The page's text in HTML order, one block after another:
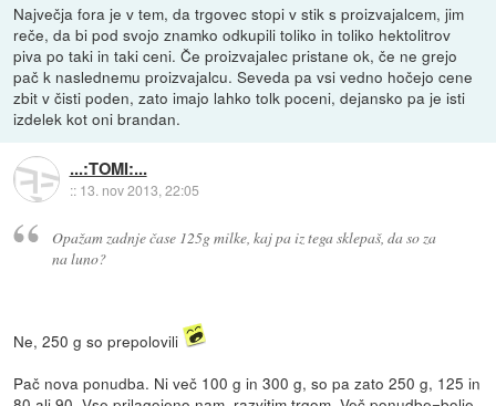
Največja fora je v tem, da trgovec stopi v stik s proizvajalcem, jim
reče, da bi pod svojo znamko odkupili toliko in toliko hektolitrov
piva po taki in taki ceni. Če proizvajalec pristane ok, če ne grejo
pač k naslednemu proizvajalcu. Seveda pa vsi vedno hočejo cene
zbit v čisti poden, zato imajo lahko tolk poceni, dejansko pa je isti
izdelek kot oni brandan.
...:TOMI:...
:: 13. nov 2013, 22:05
Opažam zadnje čase 125g milke, kaj pa iz tega sklepaš, da so za
na luno?
Ne, 250 g so prepolovili
Pač nova ponudba. Ni več 100 g in 300 g, so pa zato 250 g, 125 in